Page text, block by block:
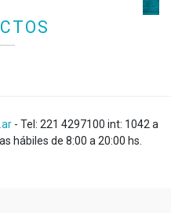
- Tel: 221 4297100 int: 1042 a
hábiles de 8:00 a 20:00 hs.